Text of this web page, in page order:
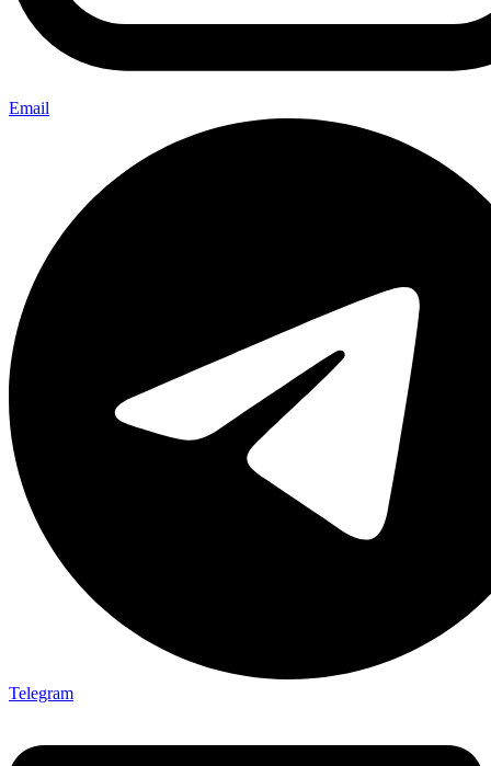
Email
Telegram